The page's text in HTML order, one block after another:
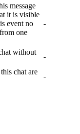
message
it is visible
event no
one
-
without
-
chat are
-